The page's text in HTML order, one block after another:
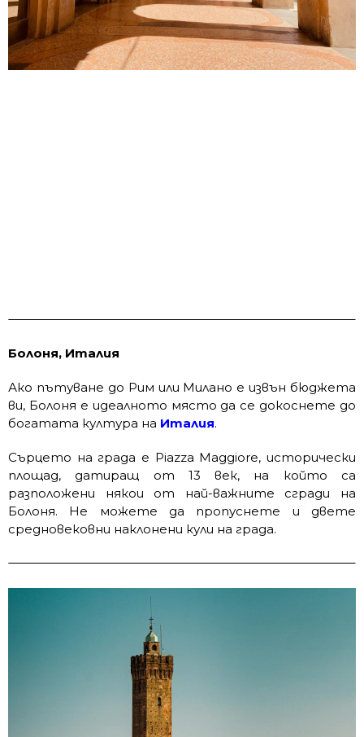
Болоня, Италия
Ако пътуване до Рим или Милано е извън бюджета
ви, Болоня е идеалното място да се докоснете до
богатата култура на Италия.
Сърцето на града е Piazza Maggiore, исторически
площад, датиращ от 13 век, на който са
разположени някои от най-важните сгради на
Болоня. Не можете да пропуснете и двете
средновековни наклонени кули на града.